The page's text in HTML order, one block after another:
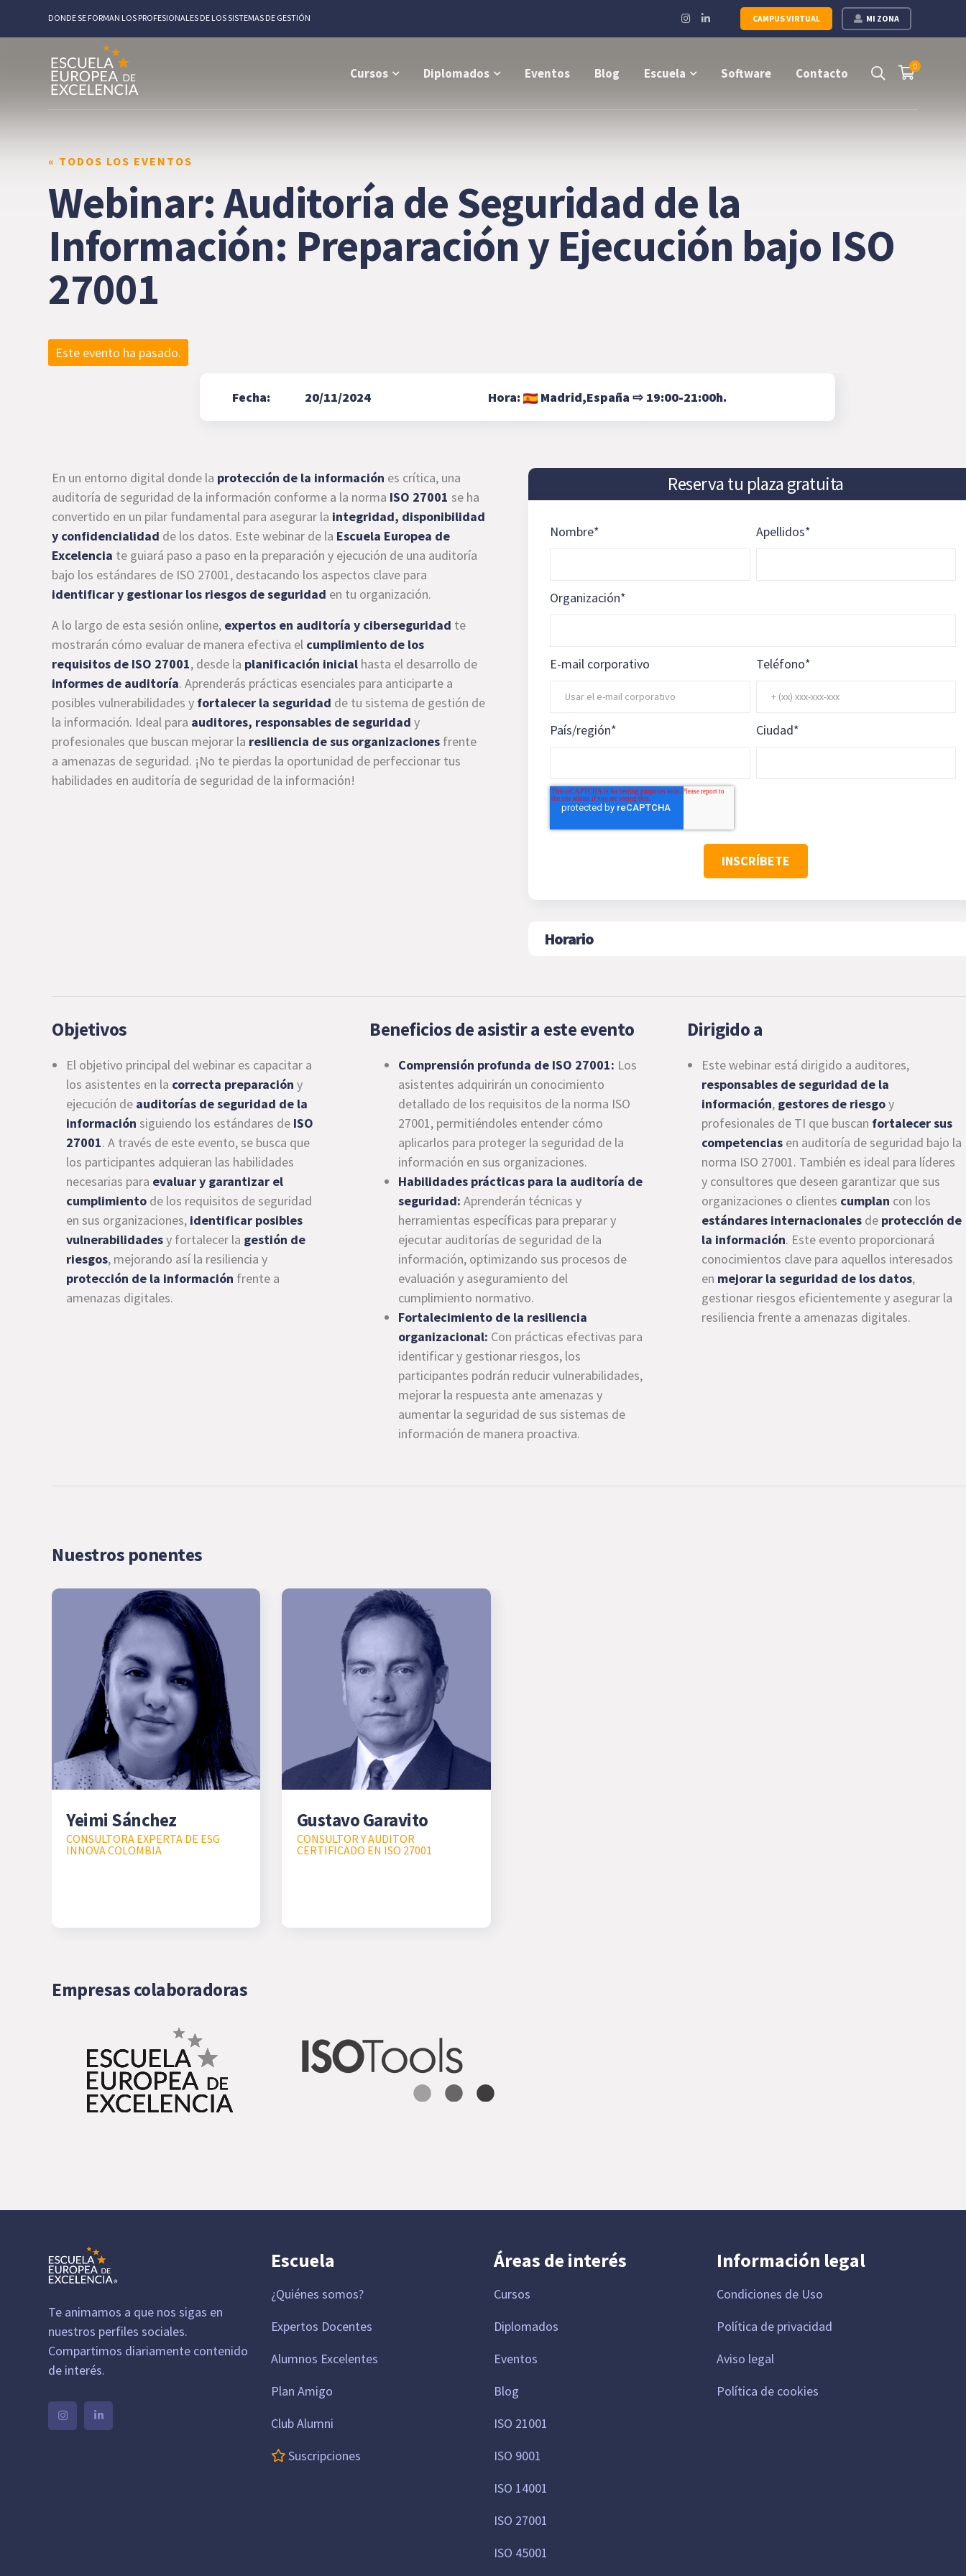
MI ZONA
CAMPUS VIRTUAL
DONDE SE FORMAN LOS PROFESIONALES DE LOS SISTEMAS DE GESTIÓN
Instagram
Profile
LinkedIn
Profile
0
Cursos Diplomados Eventos Blog Escuela Software Contacto
« TODOS LOS EVENTOS
Webinar: Auditoría de Seguridad de la
Información: Preparación y Ejecución bajo ISO
27001
Este evento ha pasado.
Fecha: 20/11/2024 Hora: Madrid,España ⇨ 19:00-21:00h.
En un entorno digital donde la protección de la información es crítica, una
auditoría de seguridad de la información conforme a la norma ISO 27001 se ha
convertido en un pilar fundamental para asegurar la integridad, disponibilidad
y confidencialidad de los datos. Este webinar de la Escuela Europea de
Excelencia te guiará paso a paso en la preparación y ejecución de una auditoría
bajo los estándares de ISO 27001, destacando los aspectos clave para
identificar y gestionar los riesgos de seguridad en tu organización.
A lo largo de esta sesión online, expertos en auditoría y ciberseguridad te
mostrarán cómo evaluar de manera efectiva el cumplimiento de los
requisitos de ISO 27001, desde la planificación inicial hasta el desarrollo de
informes de auditoría. Aprenderás prácticas esenciales para anticiparte a
posibles vulnerabilidades y fortalecer la seguridad de tu sistema de gestión de
la información. Ideal para auditores, responsables de seguridad y
profesionales que buscan mejorar la resiliencia de sus organizaciones frente
a amenazas de seguridad. ¡No te pierdas la oportunidad de perfeccionar tus
habilidades en auditoría de seguridad de la información!
Reserva tu plaza gratuita
Nombre* Apellidos*
Organización*
E-mail corporativo Teléfono*
País/región* Ciudad*
Horario
Objetivos
El objetivo principal del webinar es capacitar a
los asistentes en la correcta preparación y
ejecución de auditorías de seguridad de la
información siguiendo los estándares de ISO
27001. A través de este evento, se busca que
los participantes adquieran las habilidades
necesarias para evaluar y garantizar el
cumplimiento de los requisitos de seguridad
en sus organizaciones, identificar posibles
vulnerabilidadesy fortalecer la gestión de
riesgos, mejorando así la resiliencia y
protección de la información frente a
amenazas digitales.
Beneficios de asistir a este evento
Comprensión profunda de ISO 27001: Los
asistentes adquirirán un conocimiento
detallado de los requisitos de la norma ISO
27001, permitiéndoles entender cómo
aplicarlos para proteger la seguridad de la
información en sus organizaciones.
Habilidades prácticas para la auditoría de
seguridad: Aprenderán técnicas y
herramientas específicas para preparar y
ejecutar auditorías de seguridad de la
información, optimizando sus procesos de
evaluación y aseguramiento del
cumplimiento normativo.
Fortalecimiento de la resiliencia
organizacional: Con prácticas efectivas para
identificar y gestionar riesgos, los
participantes podrán reducir vulnerabilidades,
mejorar la respuesta ante amenazas y
aumentar la seguridad de sus sistemas de
información de manera proactiva.
Dirigido a
Este webinar está dirigido a auditores,
responsables de seguridad de la
información, gestores de riesgoy
profesionales de TI que buscan fortalecer sus
competencias en auditoría de seguridad bajo la
norma ISO 27001. También es ideal para líderes
y consultores que deseen garantizar que sus
organizaciones o clientes cumplan con los
estándares internacionales de protección de
la información. Este evento proporcionará
conocimientos clave para aquellos interesados
en mejorar la seguridad de los datos,
gestionar riesgos eficientemente y asegurar la
resiliencia frente a amenazas digitales.
Nuestros ponentes
Yeimi Sánchez
CONSULTORA EXPERTA DE ESG
INNOVA COLOMBIA
Gustavo Garavito
CONSULTOR Y AUDITOR
CERTIFICADO EN ISO 27001
Empresas colaboradoras
Te animamos a que nos sigas en
nuestros perfiles sociales.
Compartimos diariamente contenido
de interés.
Escuela
¿Quiénes somos?
Expertos Docentes
Alumnos Excelentes
Plan Amigo
Club Alumni
Suscripciones
Áreas de interés
Cursos
Diplomados
Eventos
Blog
ISO 21001
ISO 9001
ISO 14001
ISO 27001
ISO 45001
Información legal
Condiciones de Uso
Política de privacidad
Aviso legal
Política de cookies